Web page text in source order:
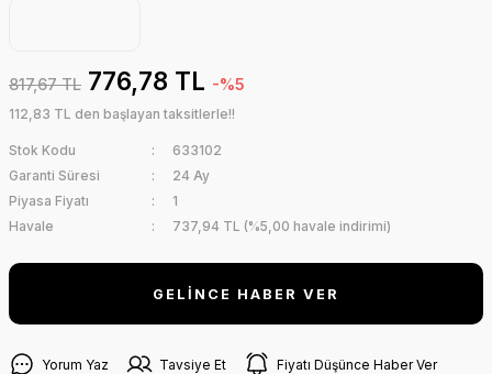
817,67 TL 776,78 TL -%5
112,83 TL den başlayan taksitlerle!!
Stok Kodu
633102
Garanti Süresi
24 Ay
Piyasa Fiyatı
1
Havale
737,94 TL (%5,00 havale indirimi)
GELİNCE HABER VER
Yorum Yaz Tavsiye Et Fiyatı Düşünce Haber Ver